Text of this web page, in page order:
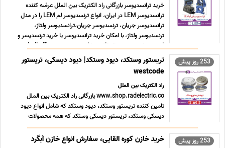
خرید ترانسدیوسر بازرگانی راد الکتریک بین الملل عرضه کننده
ترانسدیوسر LEM در ایران، انواع ترنسدیوسر لم LEM را در مدل
ترانسدیوسر جریان، ترنسدیوسر جریان،ترانسدیوسر ولتاژ،
ترنسدیوسر ولتاژ، با امکان خرید ترانسدیوسر یا خرید ترنسدیسر و
فروش ترانسدیوسر هال افکت یا فروش ترنسدیوسر hall eff ...
...
253 روز پیش
تریستور وستکد، دیود وستکد| دیود دیسکی، تریستور
westcode
راد الکتریک بین الملل
www.shop.radelectric.co بازرگانی راد الکتریک بین الملل
تامین کننده تریستور وستکد، دیود وستکد که شامل انواع دیود
دیسکی وستکد، تریستور دیسکی وستکد که همه محصولات
وستکد اعم از تریستور wescode، دیود wescode، جز زیر
مجموعه شرکت آی ایکس وای اس IXYS میباشد که خود شامل
253 روز پیش خرید خازن کوره القایی، سفارش انواع خازن آبگرد